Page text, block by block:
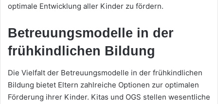
optimale Entwicklung aller Kinder zu fördern.
Betreuungsmodelle in der
frühkindlichen Bildung
Die Vielfalt der Betreuungsmodelle in der frühkindlichen
Bildung bietet Eltern zahlreiche Optionen zur optimalen
Förderung ihrer Kinder. Kitas und OGS stellen wesentliche